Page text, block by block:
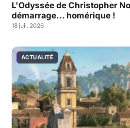
L'Odyssée de Christopher
démarrage... homérique !
18 juil. 2026
ACTUALITÉ